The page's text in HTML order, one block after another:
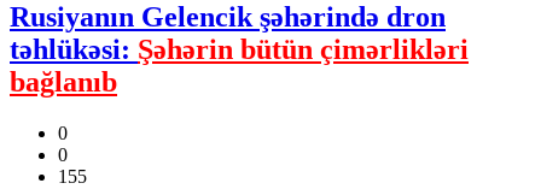
Rusiyanın Gelencik şəhərində dron
təhlükəsi: Şəhərin bütün çimərlikləri
bağlanıb
0
0
155